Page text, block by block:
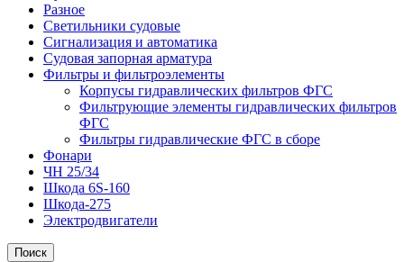
Разное
Светильники судовые
Сигнализация и автоматика
Судовая запорная арматура
Фильтры и фильтроэлементы
Корпусы гидравлических фильтров ФГС
Фильтрующие элементы гидравлических фильтров
ФГС
Фильтры гидравлические ФГС в сборе
Фонари
ЧН 25/34
Шкода 6S-160
Шкода-275
Электродвигатели
Поиск